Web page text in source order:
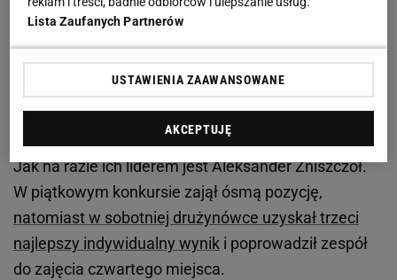
Zobacz wideoTo on uczy polskich skoczków latać.
Kiedy skoki narciarskie? O której godzinie dziś PŚ
Jak na razie ich liderem jest Aleksander Zniszczoł.
W piątkowym konkursie zajął ósmą pozycję,
natomiast w sobotniej drużynówce uzyskał trzeci
najlepszy indywidualny wynik i poprowadził zespół
do zajęcia czwartego miejsca.
Lista Zaufanych Partnerów
USTAWIENIA ZAAWANSOWANE
AKCEPTUJĘ